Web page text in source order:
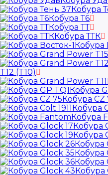
Кобура
Кобура Т6
Кобура ТТ
Кобура ТТК
Кобура
T12 (T10)
Кобура
Кобура CZ
Кобура
Кобура
Кобура
Кобура
Кобура
Кобура
Кобура
Кобура